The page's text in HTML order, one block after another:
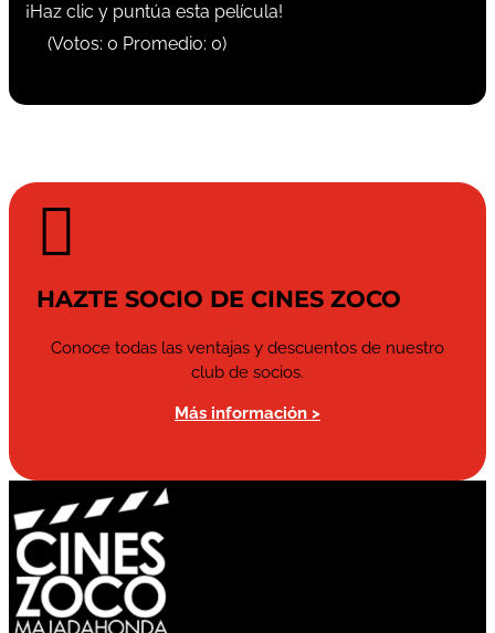
¡Haz clic y puntúa esta película!
(Votos: 0 Promedio: 0)

HAZTE SOCIO DE CINES ZOCO
Conoce todas las ventajas y descuentos de nuestro
club de socios.
Más información >